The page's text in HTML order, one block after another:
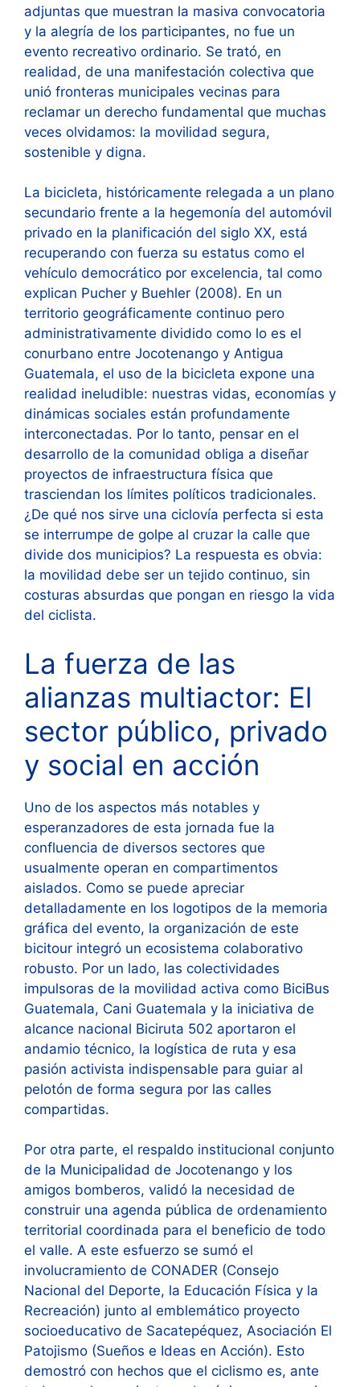
adjuntas que muestran la masiva convocatoria
y la alegría de los participantes, no fue un
evento recreativo ordinario. Se trató, en
realidad, de una manifestación colectiva que
unió fronteras municipales vecinas para
reclamar un derecho fundamental que muchas
veces olvidamos: la movilidad segura,
sostenible y digna.
La bicicleta, históricamente relegada a un plano
secundario frente a la hegemonía del automóvil
privado en la planificación del siglo XX, está
recuperando con fuerza su estatus como el
vehículo democrático por excelencia, tal como
explican Pucher y Buehler (2008). En un
territorio geográficamente continuo pero
administrativamente dividido como lo es el
conurbano entre Jocotenango y Antigua
Guatemala, el uso de la bicicleta expone una
realidad ineludible: nuestras vidas, economías y
dinámicas sociales están profundamente
interconectadas. Por lo tanto, pensar en el
desarrollo de la comunidad obliga a diseñar
proyectos de infraestructura física que
trasciendan los límites políticos tradicionales.
¿De qué nos sirve una ciclovía perfecta si esta
se interrumpe de golpe al cruzar la calle que
divide dos municipios? La respuesta es obvia:
la movilidad debe ser un tejido continuo, sin
costuras absurdas que pongan en riesgo la vida
del ciclista.
La fuerza de las
alianzas multiactor: El
sector público, privado
y social en acción
Uno de los aspectos más notables y
esperanzadores de esta jornada fue la
confluencia de diversos sectores que
usualmente operan en compartimentos
aislados. Como se puede apreciar
detalladamente en los logotipos de la memoria
gráfica del evento, la organización de este
bicitour integró un ecosistema colaborativo
robusto. Por un lado, las colectividades
impulsoras de la movilidad activa como BiciBus
Guatemala, Cani Guatemala y la iniciativa de
alcance nacional Biciruta 502 aportaron el
andamio técnico, la logística de ruta y esa
pasión activista indispensable para guiar al
pelotón de forma segura por las calles
compartidas.
Por otra parte, el respaldo institucional conjunto
de la Municipalidad de Jocotenango y los
amigos bomberos, validó la necesidad de
construir una agenda pública de ordenamiento
territorial coordinada para el beneficio de todo
el valle. A este esfuerzo se sumó el
involucramiento de CONADER (Consejo
Nacional del Deporte, la Educación Física y la
Recreación) junto al emblemático proyecto
socioeducativo de Sacatepéquez, Asociación El
Patojismo (Sueños e Ideas en Acción). Esto
demostró con hechos que el ciclismo es, ante